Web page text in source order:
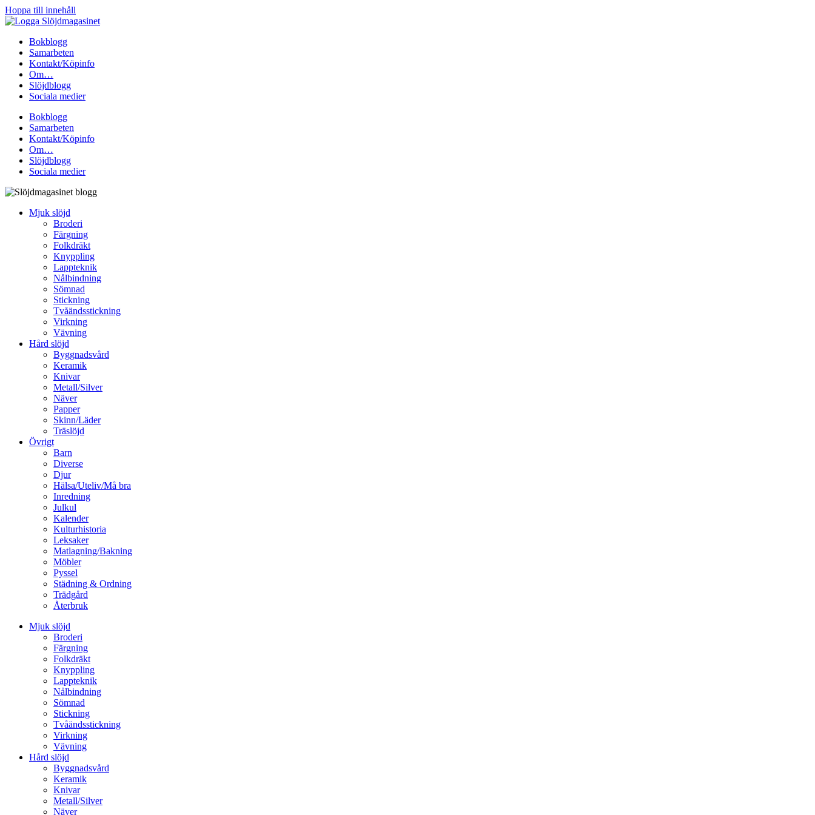
Hoppa till innehåll
Bokblogg
Samarbeten
Kontakt/Köpinfo
Om…
Slöjdblogg
Sociala medier
Bokblogg
Samarbeten
Kontakt/Köpinfo
Om…
Slöjdblogg
Sociala medier
Mjuk slöjd
Broderi
Färgning
Folkdräkt
Knyppling
Lappteknik
Nålbindning
Sömnad
Stickning
Tvåändsstickning
Virkning
Vävning
Hård slöjd
Byggnadsvård
Keramik
Knivar
Metall/Silver
Näver
Papper
Skinn/Läder
Träslöjd
Övrigt
Barn
Diverse
Djur
Hälsa/Uteliv/Må bra
Inredning
Julkul
Kalender
Kulturhistoria
Leksaker
Matlagning/Bakning
Möbler
Pyssel
Städning & Ordning
Trädgård
Återbruk
Mjuk slöjd
Broderi
Färgning
Folkdräkt
Knyppling
Lappteknik
Nålbindning
Sömnad
Stickning
Tvåändsstickning
Virkning
Vävning
Hård slöjd
Byggnadsvård
Keramik
Knivar
Metall/Silver
Näver